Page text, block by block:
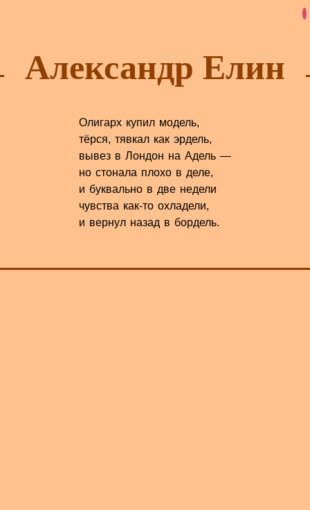
Александр Елин
Олигарх купил модель,
тёрся, тявкал как эрдель,
вывез в Лондон на Адель —
но стонала плохо в деле,
и буквально в две недели
чувства как-то охладели,
и вернул назад в бордель.